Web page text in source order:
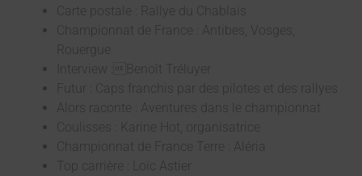
Carte postale : Rallye du Chablais
Championnat de France : Antibes, Vosges,
Rouergue
Interview :Benoît Tréluyer
Futur : Caps franchis par des pilotes et des rallyes
Alors raconte : Aventures dans le championnat
Coulisses : Karine Hot, organisatrice
Championnat de France Terre : Aléria
Top carrière : Loïc Astier